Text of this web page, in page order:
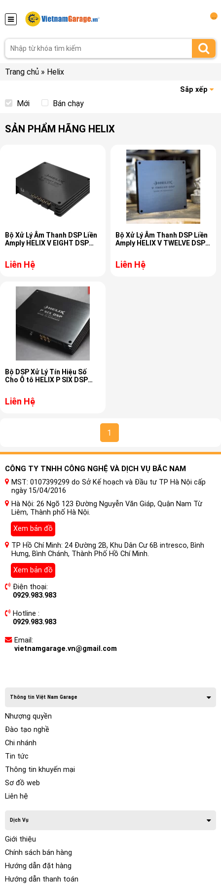
Trang chủ » Helix
Sắp xếp
Mới Bán chạy
SẢN PHẨM HÃNG HELIX
Bộ Xử Lý Âm Thanh DSP Liền
Amply HELIX V EIGHT DSP
Liên Hệ
Bộ Xử Lý Âm Thanh DSP Liền
Amply HELIX V TWELVE DSP
Liên Hệ
Bộ DSP Xử Lý Tín Hiệu Số
Cho Ô tô HELIX P SIX DSP
Liên Hệ
1
CÔNG TY TNHH CÔNG NGHỆ VÀ DỊCH VỤ BẮC NAM
MST: 0107399299 do Sở Kế hoạch và Đầu tư TP Hà Nội cấp
ngày 15/04/2016
Hà Nội: 26 Ngõ 123 Đường Nguyễn Văn Giáp, Quận Nam Từ
Liêm, Thành phố Hà Nội.
Xem bản đồ
TP Hồ Chí Minh: 24 Đường 2B, Khu Dân Cư 6B intresco, Bình
Hưng, Bình Chánh, Thành Phố Hồ Chí Minh.
Xem bản đồ
Điện thoại:
0929.983.983
Hotline :
0929.983.983
Email:
vietnamgarage.vn@gmail.com
Thông tin Việt Nam Garage
Nhượng quyền
Đào tạo nghề
Chi nhánh
Tin tức
Thông tin khuyến mại
Sơ đồ web
Liên hệ
Dịch Vụ
Giới thiệu
Chính sách bán hàng
Hướng dẫn đặt hàng
Hướng dẫn thanh toán